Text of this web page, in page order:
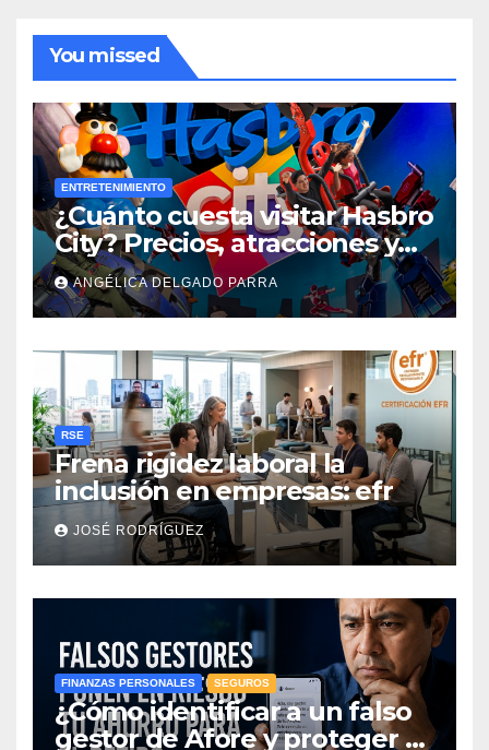
You missed
ENTRETENIMIENTO
¿Cuánto cuesta visitar Hasbro
City? Precios, atracciones y
actividades de Summer Fest
ANGÉLICA DELGADO PARRA
RSE
Frena rigidez laboral la
inclusión en empresas: efr
JOSÉ RODRÍGUEZ
FINANZAS PERSONALES SEGUROS
¿Cómo identificar a un falso
gestor de Afore y proteger el